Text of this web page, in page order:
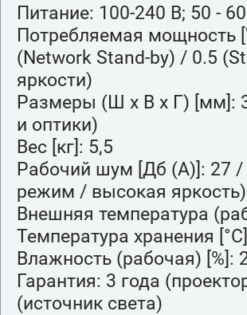
Питание: 100-240 В; 50 -
Потребляемая мощность
(Network Stand-by) / 0.5
яркости)
Размеры (Ш x В x Г) [мм]:
и оптики)
Вес [кг]: 5,5
Рабочий шум [Дб (A)]: 27
режим / высокая яркость)
Внешняя температура
Температура хранения
Влажность (рабочая) [%]:
Гарантия: 3 года
(источник света)